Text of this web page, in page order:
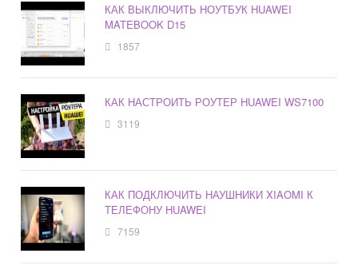
КАК ВЫКЛЮЧИТЬ НОУТБУК HUAWEI
MATEBOOK D15
1857
КАК НАСТРОИТЬ РОУТЕР HUAWEI WS7100
3119
КАК ПОДКЛЮЧИТЬ НАУШНИКИ XIAOMI К
ТЕЛЕФОНУ HUAWEI
7159